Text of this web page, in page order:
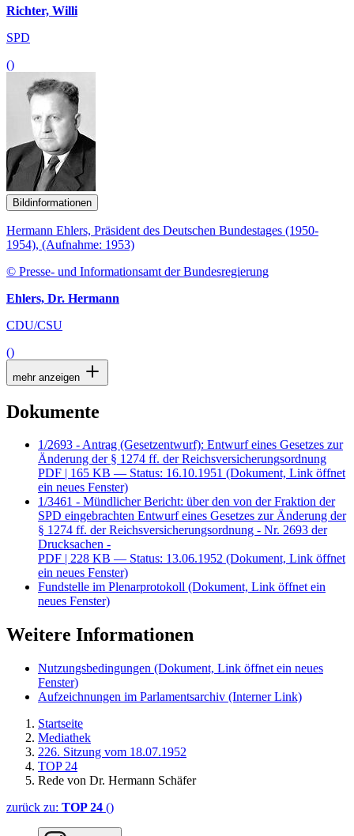
Richter, Willi
SPD
()
Bildinformationen
Hermann Ehlers, Präsident des Deutschen Bundestages (1950-
1954), (Aufnahme: 1953)
© Presse- und Informationsamt der Bundesregierung
Ehlers, Dr. Hermann
CDU/CSU
()
mehr anzeigen
Dokumente
1/2693 - Antrag (Gesetzentwurf): Entwurf eines Gesetzes zur
Änderung der § 1274 ff. der Reichsversicherungsordnung
PDF | 165 KB — Status: 16.10.1951 (Dokument, Link öffnet
ein neues Fenster)
1/3461 - Mündlicher Bericht: über den von der Fraktion der
SPD eingebrachten Entwurf eines Gesetzes zur Änderung der
§ 1274 ff. der Reichsversicherungsordnung - Nr. 2693 der
Drucksachen -
PDF | 228 KB — Status: 13.06.1952 (Dokument, Link öffnet
ein neues Fenster)
Fundstelle im Plenarprotokoll (Dokument, Link öffnet ein
neues Fenster)
Weitere Informationen
Nutzungsbedingungen (Dokument, Link öffnet ein neues
Fenster)
Aufzeichnungen im Parlamentsarchiv (Interner Link)
Startseite
Mediathek
226. Sitzung vom 18.07.1952
TOP 24
Rede von Dr. Hermann Schäfer
zurück zu: TOP 24 ()